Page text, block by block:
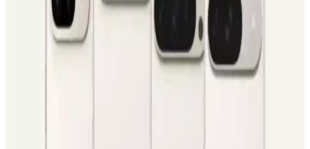
Apple iPhone 16 Pro Max 512GB Siyah: Gelişmiş
Kamera ve Yüksek Performanslı Akıllı Telefon
iPhone 16 Pro Max, titanyum tasarımı, 6,9 inç ekran ve gelişmiş